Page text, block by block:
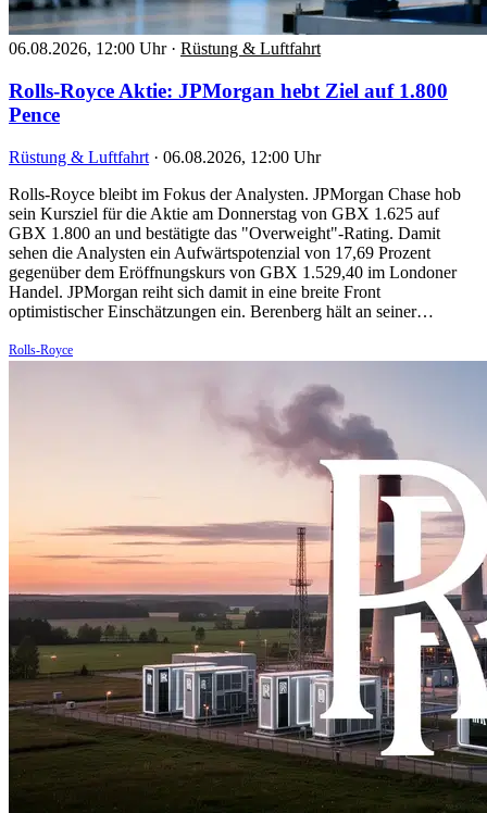
06.08.2026, 12:00 Uhr · Rüstung & Luftfahrt
Rolls-Royce Aktie: JPMorgan hebt Ziel auf 1.800
Pence
Rüstung & Luftfahrt · 06.08.2026, 12:00 Uhr
Rolls-Royce bleibt im Fokus der Analysten. JPMorgan Chase hob
sein Kursziel für die Aktie am Donnerstag von GBX 1.625 auf
GBX 1.800 an und bestätigte das "Overweight"-Rating. Damit
sehen die Analysten ein Aufwärtspotenzial von 17,69 Prozent
gegenüber dem Eröffnungskurs von GBX 1.529,40 im Londoner
Handel. JPMorgan reiht sich damit in eine breite Front
optimistischer Einschätzungen ein. Berenberg hält an seiner…
Rolls-Royce